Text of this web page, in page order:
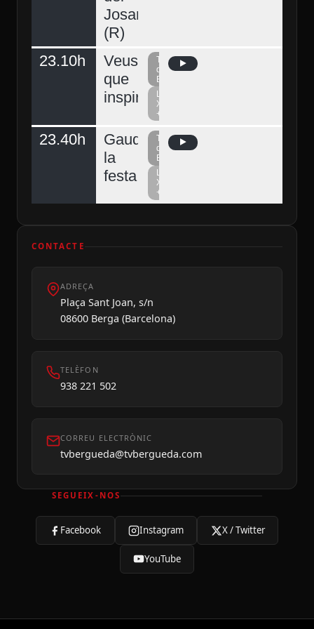
Josart
(R)
23.10h
Veus
que
inspiren
Televisió
del
Berguedà
La
Xarxa
+
23.40h
Gaudeix
la
festa
Televisió
del
Berguedà
La
Xarxa
+
CONTACTE
ADREÇA
Plaça Sant Joan, s/n
08600 Berga (Barcelona)
TELÈFON
938 221 502
CORREU ELECTRÒNIC
tvbergueda@tvbergueda.com
SEGUEIX-NOS
Facebook Instagram X / Twitter
YouTube